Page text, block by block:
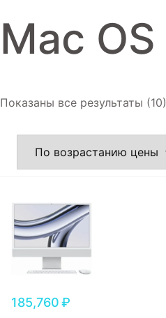
Аксессуары
Mac OS
Показаны все результаты (10)
185,760₽